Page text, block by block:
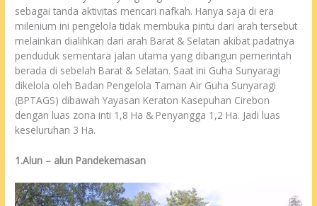
sebagai tanda aktivitas mencari nafkah. Hanya saja di era
milenium ini pengelola tidak membuka pintu dari arah tersebut
melainkan dialihkan dari arah Barat & Selatan akibat padatnya
penduduk sementara jalan utama yang dibangun pemerintah
berada di sebelah Barat & Selatan. Saat ini Guha Sunyaragi
dikelola oleh Badan Pengelola Taman Air Guha Sunyaragi
(BPTAGS) dibawah Yayasan Keraton Kasepuhan Cirebon
dengan luas zona inti 1,8 Ha & Penyangga 1,2 Ha. Jadi luas
keseluruhan 3 Ha.
1.Alun – alun Pandekemasan